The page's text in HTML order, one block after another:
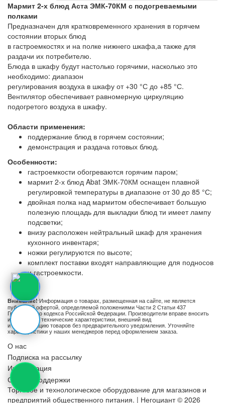
Мармит 2-х блюд Аста ЭМК-70КМ с подогреваемыми
полками
Предназначен для кратковременного хранения в горячем
состоянии вторых блюд
в гастроемкостях и на полке нижнего шкафа,а также для
раздачи их потребителю.
Блюда в шкафу будут настолько горячими, насколько это
необходимо: диапазон
регулирования воздуха в шкафу от +30 °С до +85 °С.
Вентилятор обеспечивает равномерную циркуляцию
подогретого воздуха в шкафу.
Области применения:
поддержание блюд в горячем состоянии;
демонстрация и раздача готовых блюд.
Особенности:
гастроемкости обогреваются горячим паром;
мармит 2-х блюд Abat ЭМК-70КМ оснащен плавной
регулировкой температуры в диапазоне от 30 до 85 °С;
двойная полка над мармитом обеспечивает большую
полезную площадь для выкладки блюд ти имеет лампу
подсветки;
внизу расположен нейтральный шкаф для хранения
кухонного инвентаря;
ножки регулируются по высоте;
комплект поставки входят направляющие для подносов
и гастроемкости.
Внимание!Информация о товарах, размещенная на сайте, не является
публичной офертой, определяемой положениями Части 2 Статьи 437
Гражданского кодекса Российской Федерации. Производители вправе вносить
изменения в технические характеристики, внешний вид
и комплектацию товаров без предварительного уведомления. Уточняйте
характеристики у наших менеджеров перед оформлением заказа.
О нас
Подписка на рассылку
Информация
Служба поддержки
Торговое и технологическое оборудование для магазинов и
предприятий общественного питания. | Негоциант © 2026